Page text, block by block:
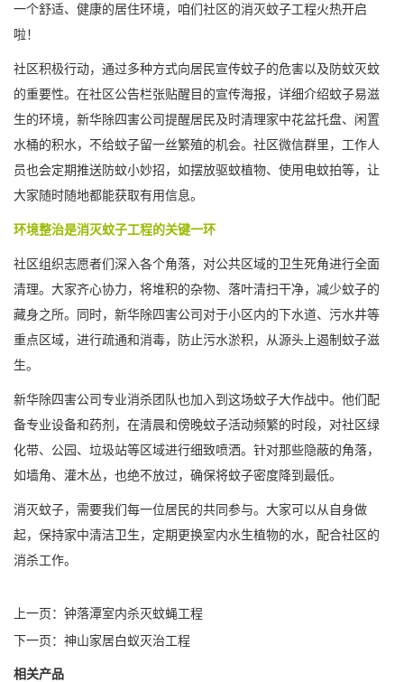
一个舒适、健康的居住环境，咱们社区的消灭蚊子工程火热开启
啦！
社区积极行动，通过多种方式向居民宣传蚊子的危害以及防蚊灭蚊
的重要性。在社区公告栏张贴醒目的宣传海报，详细介绍蚊子易滋
生的环境，新华除四害公司提醒居民及时清理家中花盆托盘、闲置
水桶的积水，不给蚊子留一丝繁殖的机会。社区微信群里，工作人
员也会定期推送防蚊小妙招，如摆放驱蚊植物、使用电蚊拍等，让
大家随时随地都能获取有用信息。
环境整治是消灭蚊子工程的关键一环
社区组织志愿者们深入各个角落，对公共区域的卫生死角进行全面
清理。大家齐心协力，将堆积的杂物、落叶清扫干净， 减少蚊子的
藏身之所。同时，新华除四害公司对于小区内的下水道、污水井等
重点区域，进行疏通和消毒，防止污水淤积，从源头上遏制蚊子滋
生。
新华除四害公司专业消杀团队也加入到这场蚊子大作战中。他们配
备专业设备和药剂，在清晨和傍晚蚊子活动频繁的时段，对社区绿
化带、公园、垃圾站等区域进行细致喷洒。针对那些隐蔽的角落，
如墙角、灌木丛，也绝不放过，确保将蚊子密度降到最低。
消灭蚊子，需要我们每一位居民的共同参与。大家可以从 自身做
起，保持家中清洁卫生，定期更换室内水生植物的水，配合社区的
消杀工作。
上一页： 钟落潭室内杀灭蚊蝇工程
下一页： 神山家居白蚁灭治工程
相关产品